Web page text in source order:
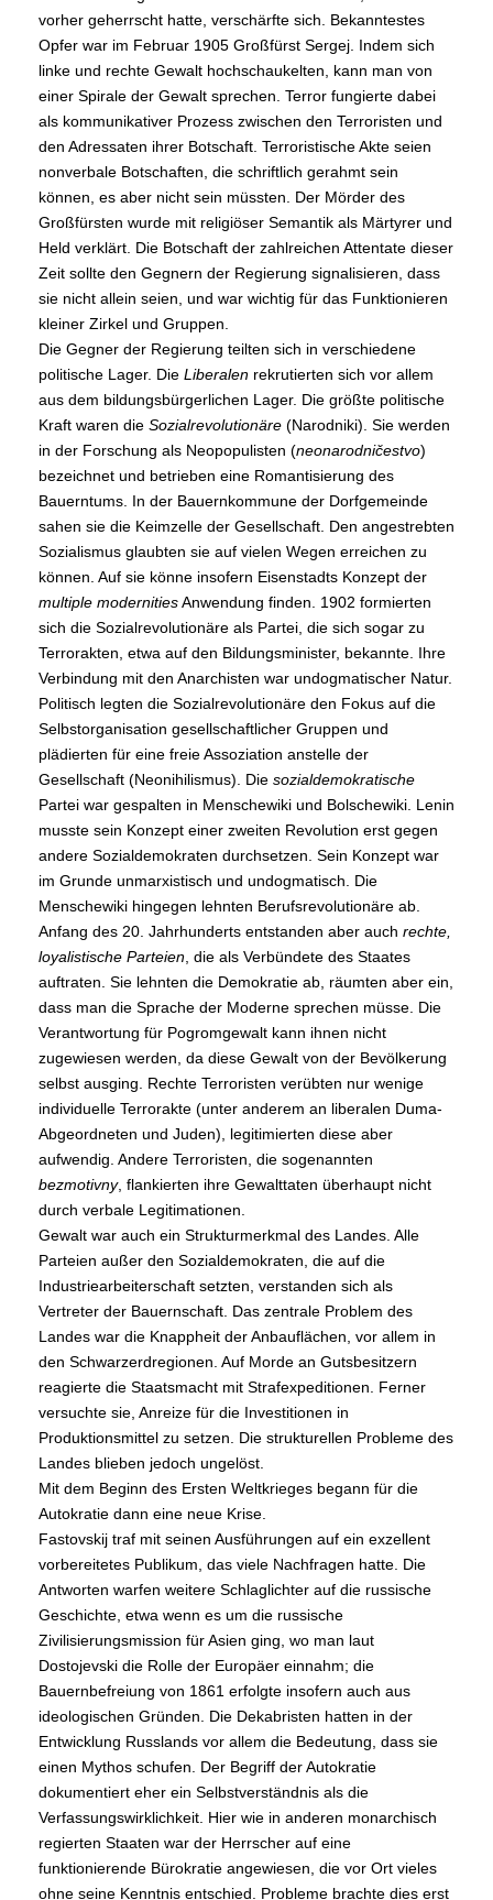
vorher geherrscht hatte, verschärfte sich. Bekanntestes
Opfer war im Februar 1905 Großfürst Sergej. Indem sich
linke und rechte Gewalt hochschaukelten, kann man von
einer Spirale der Gewalt sprechen. Terror fungierte dabei
als kommunikativer Prozess zwischen den Terroristen und
den Adressaten ihrer Botschaft. Terroristische Akte seien
nonverbale Botschaften, die schriftlich gerahmt sein
können, es aber nicht sein müssten. Der Mörder des
Großfürsten wurde mit religiöser Semantik als Märtyrer und
Held verklärt. Die Botschaft der zahlreichen Attentate dieser
Zeit sollte den Gegnern der Regierung signalisieren, dass
sie nicht allein seien, und war wichtig für das Funktionieren
kleiner Zirkel und Gruppen.
Die Gegner der Regierung teilten sich in verschiedene
politische Lager. Die Liberalen rekrutierten sich vor allem
aus dem bildungsbürgerlichen Lager. Die größte politische
Kraft waren die Sozialrevolutionäre (Narodniki). Sie werden
in der Forschung als Neopopulisten (neonarodničestvo)
bezeichnet und betrieben eine Romantisierung des
Bauerntums. In der Bauernkommune der Dorfgemeinde
sahen sie die Keimzelle der Gesellschaft. Den angestrebten
Sozialismus glaubten sie auf vielen Wegen erreichen zu
können. Auf sie könne insofern Eisenstadts Konzept der
multiple modernitiesAnwendung finden. 1902 formierten
sich die Sozialrevolutionäre als Partei, die sich sogar zu
Terrorakten, etwa auf den Bildungsminister, bekannte. Ihre
Verbindung mit den Anarchisten war undogmatischer Natur.
Politisch legten die Sozialrevolutionäre den Fokus auf die
Selbstorganisation gesellschaftlicher Gruppen und
plädierten für eine freie Assoziation anstelle der
Gesellschaft (Neonihilismus). Die sozialdemokratische
Partei war gespalten in Menschewiki und Bolschewiki. Lenin
musste sein Konzept einer zweiten Revolution erst gegen
andere Sozialdemokraten durchsetzen. Sein Konzept war
im Grunde unmarxistisch und undogmatisch. Die
Menschewiki hingegen lehnten Berufsrevolutionäre ab.
Anfang des 20. Jahrhunderts entstanden aber auch rechte,
loyalistische Parteien, die als Verbündete des Staates
auftraten. Sie lehnten die Demokratie ab, räumten aber ein,
dass man die Sprache der Moderne sprechen müsse. Die
Verantwortung für Pogromgewalt kann ihnen nicht
zugewiesen werden, da diese Gewalt von der Bevölkerung
selbst ausging. Rechte Terroristen verübten nur wenige
individuelle Terrorakte (unter anderem an liberalen Duma-
Abgeordneten und Juden), legitimierten diese aber
aufwendig. Andere Terroristen, die sogenannten
bezmotivny, flankierten ihre Gewalttaten überhaupt nicht
durch verbale Legitimationen.
Gewalt war auch ein Strukturmerkmal des Landes. Alle
Parteien außer den Sozialdemokraten, die auf die
Industriearbeiterschaft setzten, verstanden sich als
Vertreter der Bauernschaft. Das zentrale Problem des
Landes war die Knappheit der Anbauflächen, vor allem in
den Schwarzerdregionen. Auf Morde an Gutsbesitzern
reagierte die Staatsmacht mit Strafexpeditionen. Ferner
versuchte sie, Anreize für die Investitionen in
Produktionsmittel zu setzen. Die strukturellen Probleme des
Landes blieben jedoch ungelöst.
Mit dem Beginn des Ersten Weltkrieges begann für die
Autokratie dann eine neue Krise.
Fastovskij traf mit seinen Ausführungen auf ein exzellent
vorbereitetes Publikum, das viele Nachfragen hatte. Die
Antworten warfen weitere Schlaglichter auf die russische
Geschichte, etwa wenn es um die russische
Zivilisierungsmission für Asien ging, wo man laut
Dostojevski die Rolle der Europäer einnahm; die
Bauernbefreiung von 1861 erfolgte insofern auch aus
ideologischen Gründen. Die Dekabristen hatten in der
Entwicklung Russlands vor allem die Bedeutung, dass sie
einen Mythos schufen. Der Begriff der Autokratie
dokumentiert eher ein Selbstverständnis als die
Verfassungswirklichkeit. Hier wie in anderen monarchisch
regierten Staaten war der Herrscher auf eine
funktionierende Bürokratie angewiesen, die vor Ort vieles
ohne seine Kenntnis entschied. Probleme brachte dies erst